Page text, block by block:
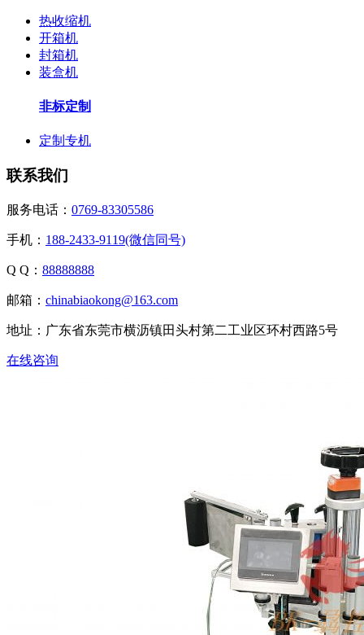
热收缩机
开箱机
封箱机
装盒机
非标定制
定制专机
联系我们
服务电话： 0769-83305586
手机： 188-2433-9119(微信同号)
Q Q： 88888888
邮箱： chinabiaokong@163.com
地址：广东省东莞市横沥镇田头村第二工业区环村西路5号
在线咨询